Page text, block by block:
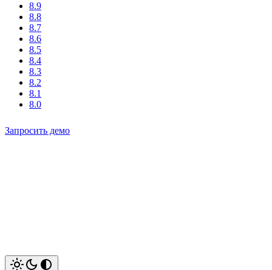
8.9
8.8
8.7
8.6
8.5
8.4
8.3
8.2
8.1
8.0
Запросить демо